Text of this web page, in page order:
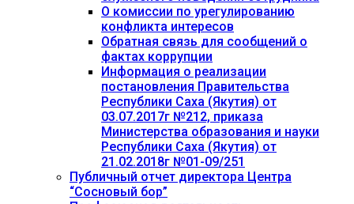
О комиссии по урегулированию
конфликта интересов
Обратная связь для сообщений о
фактах коррупции
Информация о реализации
постановления Правительства
Республики Саха (Якутия) от
03.07.2017г №212, приказа
Министерства образования и науки
Республики Саха (Якутия) от
21.02.2018г №01-09/251
Публичный отчет директора Центра
“Сосновый бор”